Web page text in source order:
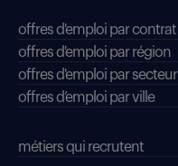
offres d'emploi par contrat
offres d'emploi par région
offres d'emploi par secteur
offres d’emploi par ville
métiers qui recrutent